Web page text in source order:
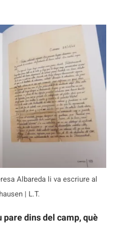
Albareda li va escriure al
| L.T.
pare dins del camp, què